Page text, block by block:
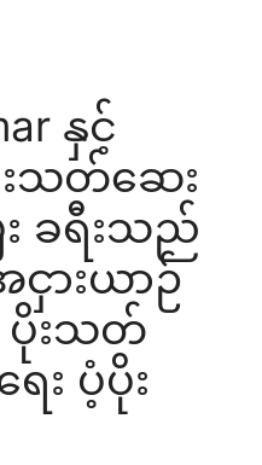
နှင့်
းသတ်ဆေး
း ခရီးသည်
ားယာဉ်
ပိုးသတ်
း ပံ့ပိုး